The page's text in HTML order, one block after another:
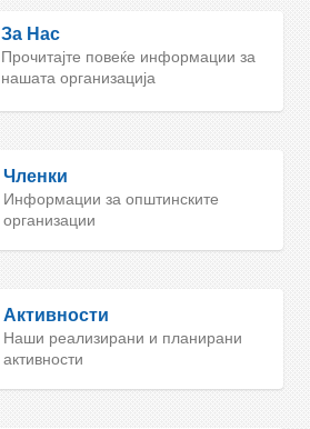
За Нас
Прочитајте повеќе информации за
нашата организација
Членки
Информации за општинските
организации
Активности
Наши реализирани и планирани
активности